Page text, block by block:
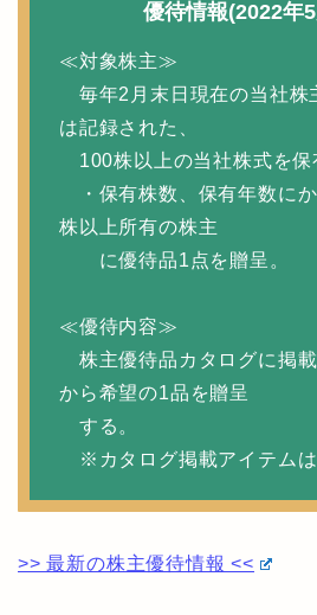
優待情報(2022年
≪対象株主≫
毎年2月末日現在の当社株
は記録された、
100株以上の当社株式を保
・保有株数、保有年数に
株以上所有の株主
に優待品1点を贈呈。
≪優待内容≫
株主優待品カタログに掲
から希望の1品を贈呈
する。
※カタログ掲載アイテムは
>> 最新の株主優待情報 <<